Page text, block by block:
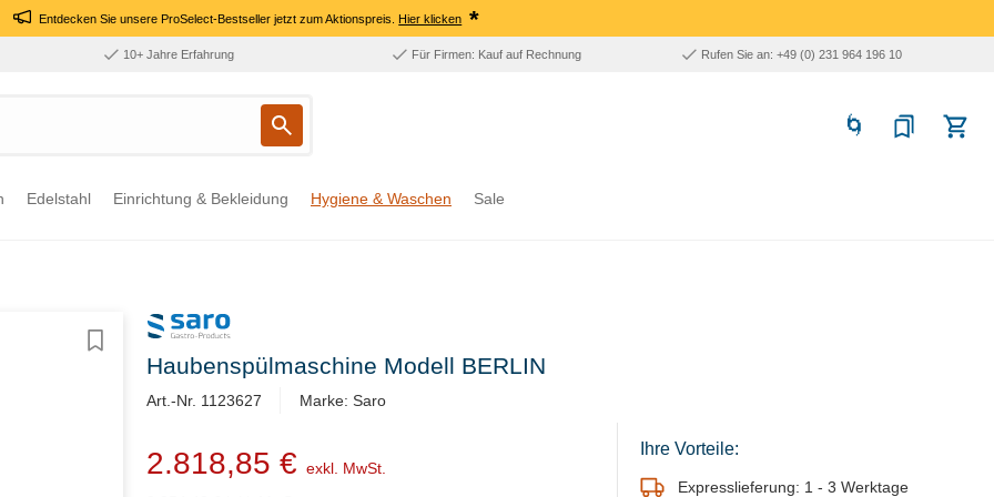
Entdecken Sie unsere ProSelect-Bestseller jetzt zum Aktionspreis.Hier klicken *
10+ Jahre Erfahrung Für Firmen: Kauf auf Rechnung Rufen Sie an: +49 (0) 231 964 196 10
Edelstahl Einrichtung & Bekleidung Hygiene & Waschen Sale
Haubenspülmaschine Modell BERLIN
Art.-Nr. 1123627 Marke: Saro
2.818,85 € exkl. MwSt.
Ihre Vorteile:
Expresslieferung: 1 - 3 Werktage